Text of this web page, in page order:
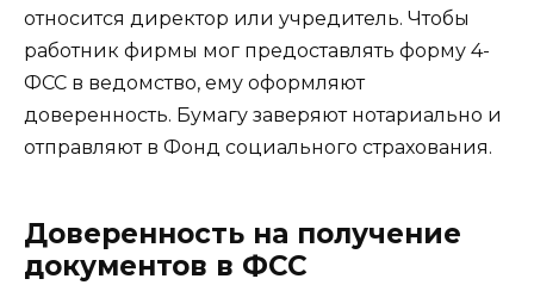
относится директор или учредитель. Чтобы
работник фирмы мог предоставлять форму 4-
ФСС в ведомство, ему оформляют
доверенность. Бумагу заверяют нотариально и
отправляют в Фонд социального страхования.
Доверенность на получение
документов в ФСС